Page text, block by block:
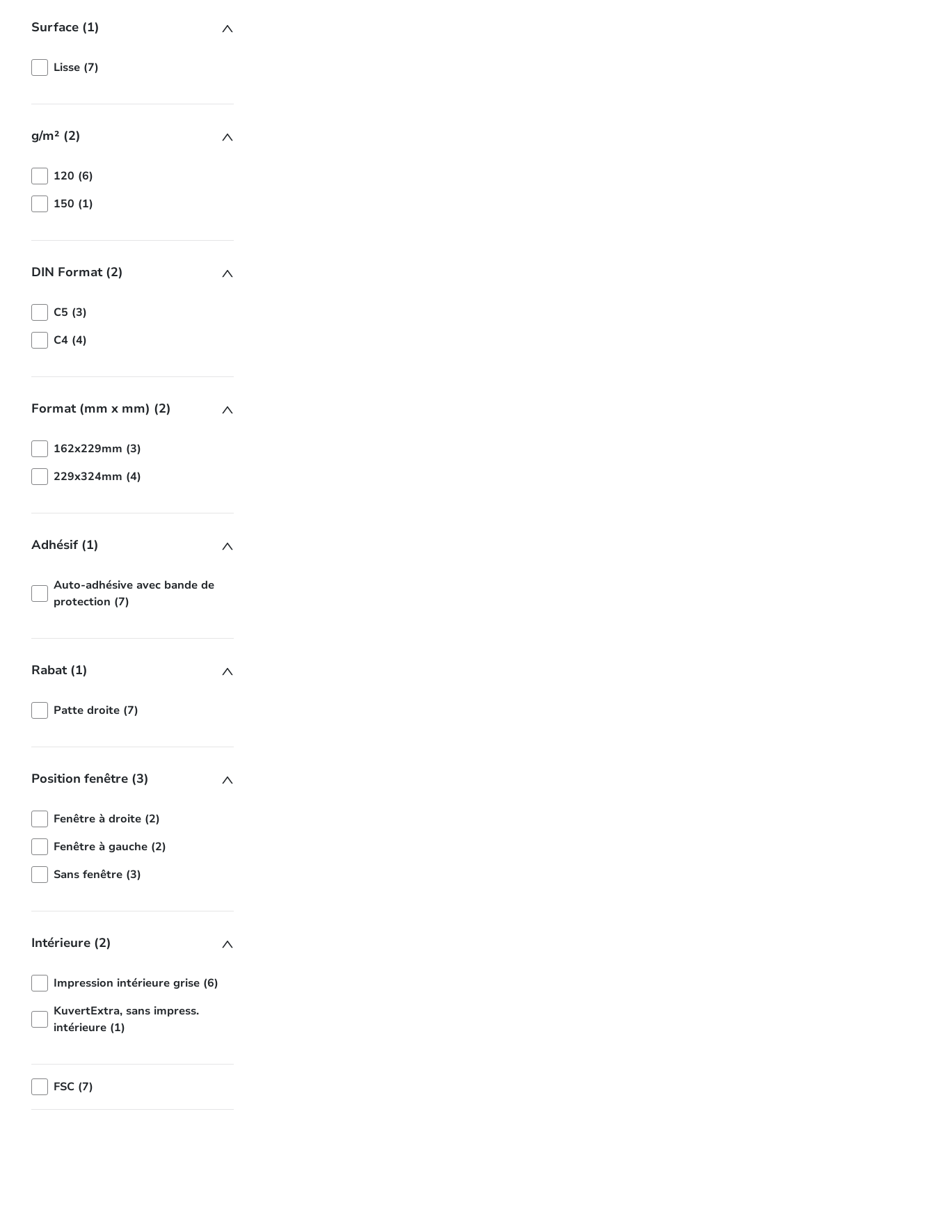
Surface (1)
Lisse (7)
g/m² (2)
120 (6)
150 (1)
DIN Format (2)
C5 (3)
C4 (4)
Format (mm x mm) (2)
162x229mm (3)
229x324mm (4)
Adhésif (1)
Auto-adhésive avec bande de
protection (7)
Rabat (1)
Patte droite (7)
Position fenêtre (3)
Fenêtre à droite (2)
Fenêtre à gauche (2)
Sans fenêtre (3)
Intérieure (2)
Impression intérieure grise (6)
KuvertExtra, sans impress.
intérieure (1)
FSC (7)